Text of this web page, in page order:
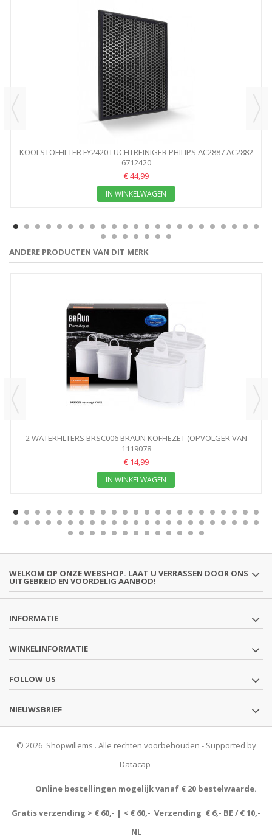
KOOLSTOFFILTER FY2420 LUCHTREINIGER PHILIPS AC2887 AC2882
6712420
€ 44,99
IN WINKELWAGEN
ANDERE PRODUCTEN VAN DIT MERK
2 WATERFILTERS BRSC006 BRAUN KOFFIEZET (OPVOLGER VAN
KWF2)
1119078
€ 14,99
IN WINKELWAGEN
WELKOM OP ONZE WEBSHOP. LAAT U VERRASSEN DOOR ONS
UITGEBREID EN VOORDELIG AANBOD!
INFORMATIE
WINKELINFORMATIE
FOLLOW US
NIEUWSBRIEF
© 2026 Shopwillems . Alle rechten voorbehouden - Supported by
Datacap
Online bestellingen mogelijk vanaf € 20 bestelwaarde.
Gratis verzending > € 60,- | < € 60,- Verzending € 6,- BE / € 10,-
NL